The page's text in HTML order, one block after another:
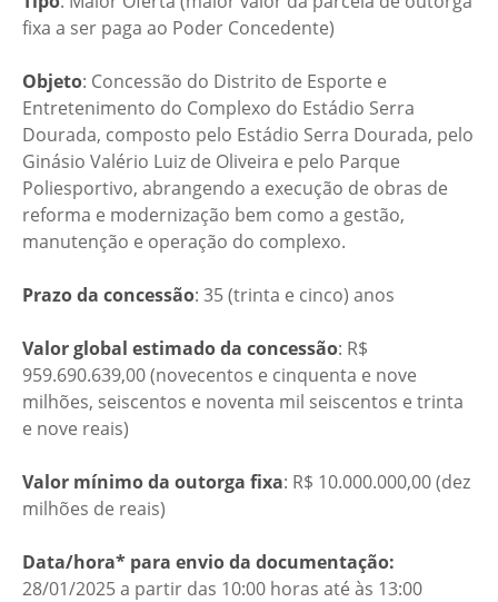
fixa a ser paga ao Poder Concedente)
Objeto: Concessão do Distrito de Esporte e
Entretenimento do Complexo do Estádio Serra
Dourada, composto pelo Estádio Serra Dourada, pelo
Ginásio Valério Luiz de Oliveira e pelo Parque
Poliesportivo, abrangendo a execução de obras de
reforma e modernização bem como a gestão,
manutenção e operação do complexo.
Prazo da concessão: 35 (trinta e cinco) anos
Valor global estimado da concessão: R$
959.690.639,00 (novecentos e cinquenta e nove
milhões, seiscentos e noventa mil seiscentos e trinta
e nove reais)
Valor mínimo da outorga fixa: R$ 10.000.000,00 (dez
milhões de reais)
Data/hora* para envio da documentação:
28/01/2025 a partir das 10:00 horas até às 13:00